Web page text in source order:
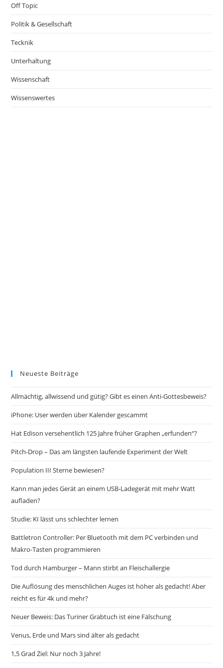
Off Topic
Politik & Gesellschaft
Tecknik
Unterhaltung
Wissenschaft
Wissenswertes
Neueste Beiträge
Allmächtig, allwissend und gütig? Gibt es einen Anti-Gottesbeweis?
iPhone: User werden über Kalender gescammt
Hat Edison versehentlich 125 Jahre früher Graphen „erfunden“?
Pitch-Drop – Das am längsten laufende Experiment der Welt
Population III Sterne bewiesen?
Kann man jedes Gerät an einem USB-Ladegerät mit mehr Watt
aufladen?
Studie: KI lässt uns schlechter lernen
Battletron Controller: Per Bluetooth mit dem PC verbinden und
Makro-Tasten programmieren
Tod durch Hamburger – Mann stirbt an Fleischallergie
Die Auflösung des menschlichen Auges ist höher als gedacht! Aber
reicht es für 4k und mehr?
Neuer Beweis: Das Turiner Grabtuch ist eine Fälschung
Venus, Erde und Mars sind älter als gedacht
1,5 Grad Ziel: Nur noch 3 Jahre!